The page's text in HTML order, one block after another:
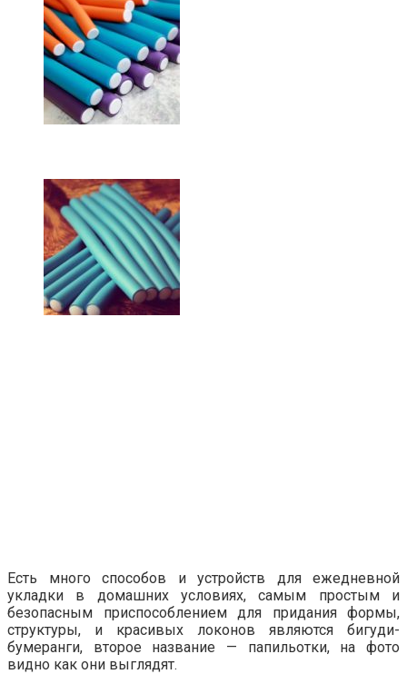
Есть много способов и устройств для ежедневной
укладки в домашних условиях, самым простым и
безопасным приспособлением для придания формы,
структуры, и красивых локонов являются бигуди-
бумеранги, второе название — папильотки, на фото
видно как они выглядят.